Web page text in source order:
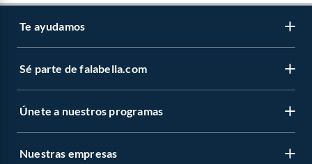
Te ayudamos
Sé parte de falabella.com
Únete a nuestros programas
Nuestras empresas